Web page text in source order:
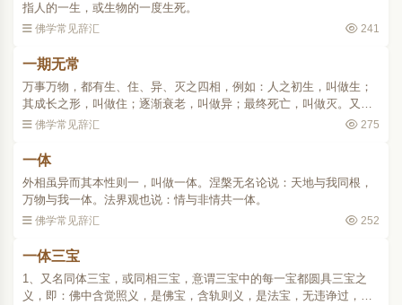
指人的一生，或生物的一度生死。
佛学常见辞汇 241
一期无常
万事万物，都有生、住、异、灭之四相，例如：人之初生，叫做生；
其成长之形，叫做住；逐渐衰老，叫做异；最终死亡，叫做灭。又
如：草木逢春发芽，叫做生；叶出花开，叫做住；逢秋凋谢，叫做
佛学常见辞汇 275
一体
外相虽异而其本性则一，叫做一体。涅槃无名论说：天地与我同根，
万物与我一体。法界观也说：情与非情共一体。
佛学常见辞汇 252
一体三宝
1、又名同体三宝，或同相三宝，意谓三宝中的每一宝都圆具三宝之
义，即：佛中含觉照义，是佛宝，含轨则义，是法宝，无违诤过，是